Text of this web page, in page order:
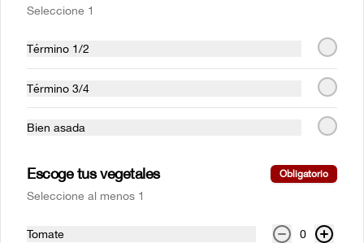
francesas y ensalada de la casa, servida
Pechuga a la plancha
Seleccione 1
Término 1/2
Término 3/4
Bien asada
Escoge tus vegetales Obligatorio
Seleccione al menos 1
Tomate 0